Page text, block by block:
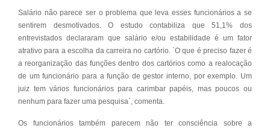
Salário não parece ser o problema que leva esses funcionários a se
sentirem desmotivados. O estudo contabiliza que 51,1% dos
entrevistados declararam que salário e/ou estabilidade é um fator
atrativo para a escolha da carreira no cartório. `O que é preciso fazer é
a reorganização das funções dentro dos cartórios como a realocação
de um funcionário para a função de gestor interno, por exemplo. Um
juiz tem vários funcionários para carimbar papéis, mas poucos ou
nenhum para fazer uma pesquisa`, comenta.
Os funcionários também parecem não ter consciência sobre a